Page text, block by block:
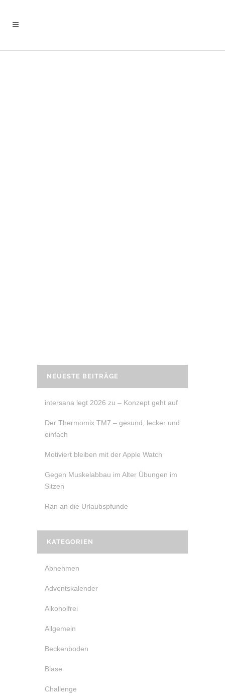
NEUESTE BEITRÄGE
intersana legt 2026 zu – Konzept geht auf
Der Thermomix TM7 – gesund, lecker und
einfach
Motiviert bleiben mit der Apple Watch
Gegen Muskelabbau im Alter Übungen im
Sitzen
Ran an die Urlaubspfunde
KATEGORIEN
Abnehmen
Adventskalender
Alkoholfrei
Allgemein
Beckenboden
Blase
Challenge